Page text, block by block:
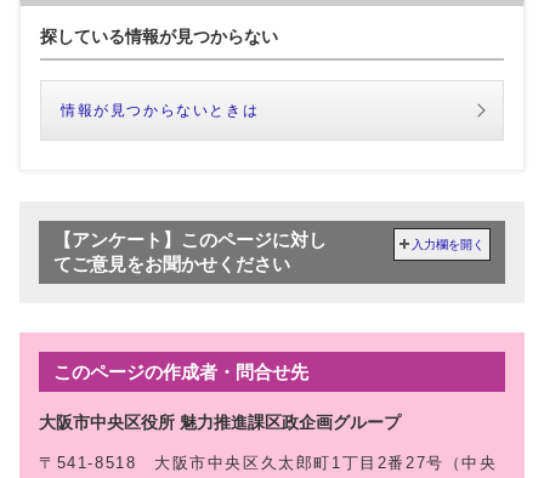
探している情報が見つからない
情報が見つからないときは
【アンケート】このページに対し
てご意見をお聞かせください
入力欄を開く
このページの作成者・問合せ先
大阪市中央区役所 魅力推進課区政企画グループ
〒541-8518 大阪市中央区久太郎町1丁目2番27号（中央